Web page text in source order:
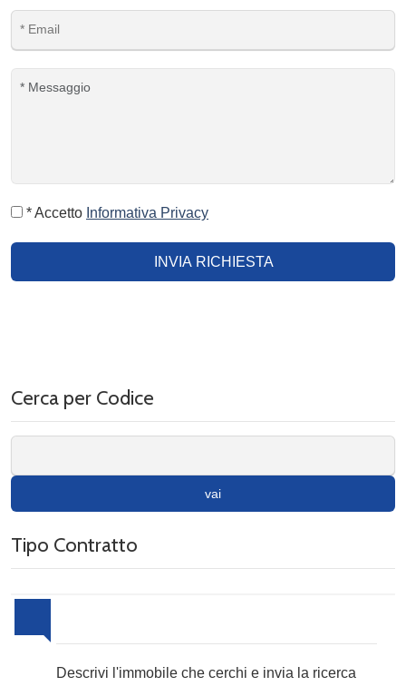
* Accetto Informativa Privacy
INVIA RICHIESTA
Cerca per Codice
vai
Tipo Contratto
Descrivi l'immobile che cerchi e invia la ricerca